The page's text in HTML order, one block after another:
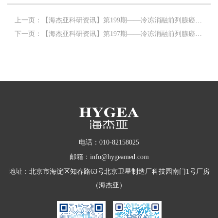
上一页：【海杰亚科研资讯】第199期——冷冻消融前列腺癌专题
下一页：【海杰亚科研资讯】第197期——冷冻消融前列腺癌专题
电话：010-82158025
邮箱：info@hygeamed.com
地址：北京市海淀区知春路63号北京卫星制造厂科技园南门1号厂房
（海杰亚）